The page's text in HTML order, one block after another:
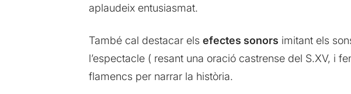
aplaudeix entusiasmat.
També cal destacar els efectes sonors imitant els
l’espectacle ( resant una oració castrense del S.XV, i
flamencs per narrar la història.